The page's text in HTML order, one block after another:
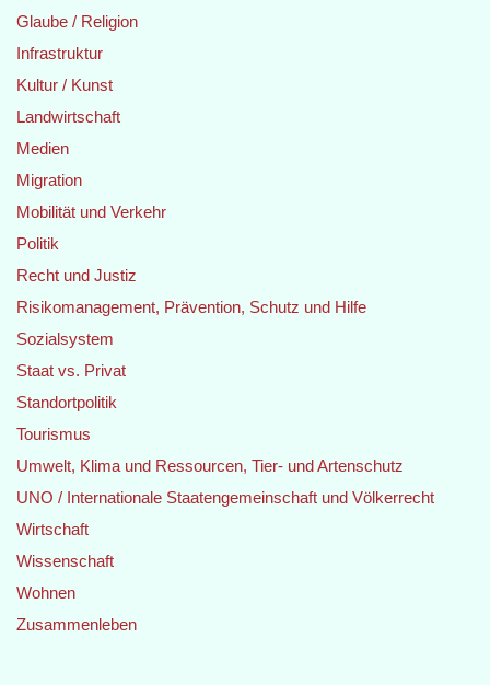
Glaube / Religion
Infrastruktur
Kultur / Kunst
Landwirtschaft
Medien
Migration
Mobilität und Verkehr
Politik
Recht und Justiz
Risikomanagement, Prävention, Schutz und Hilfe
Sozialsystem
Staat vs. Privat
Standortpolitik
Tourismus
Umwelt, Klima und Ressourcen, Tier- und Artenschutz
UNO / Internationale Staatengemeinschaft und Völkerrecht
Wirtschaft
Wissenschaft
Wohnen
Zusammenleben